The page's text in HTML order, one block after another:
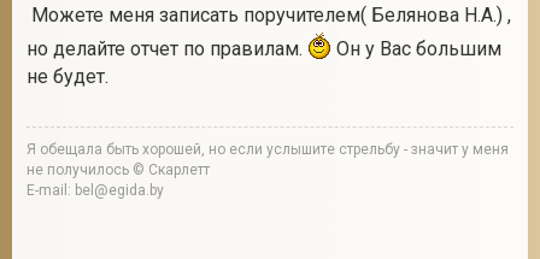
Можете меня записать поручителем( Белянова Н.А.) ,
но делайте отчет по правилам.
Он у Вас большим
не будет.
Я обещала быть хорошей, но если услышите стрельбу - значит у меня
не получилось © Скарлетт
E-mail: bel@egida.by